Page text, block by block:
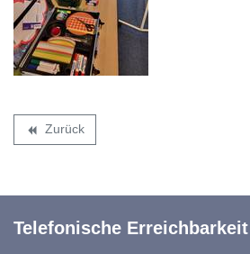
backward Zurück
Telefonische Erreichbarkeit